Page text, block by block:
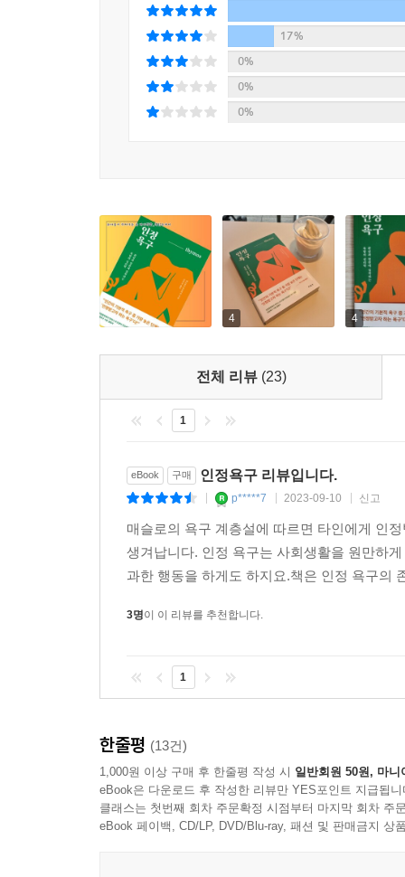
우리가 인정욕구에 왜 휘둘리는지 그 이유를 자
제안한다. 스스로 인정욕구를 잘 충족할 수 있다
도움이 된다. 인정욕구는 누구나 있고, 반드시
인정중독에 빠져 인정욕구에 휘둘리는 이들을 ‘남
17%
0%
0%
0%
4 4
전체 리뷰 (23)
1
eBook 구매 인정욕구 리뷰입니다.
p*****7 2023-09-10 신고
매슬로의 욕구 계층설에 따르면 타인에게 인
생겨납니다. 인정 욕구는 사회생활을 원만하
과한 행동을 하게도 하지요.책은 인정 욕구의
3명이 이 리뷰를 추천합니다.
1
한줄평 (13건)
1,000원 이상 구매 후 한줄평 작성 시 일반회원 50원, 마니
eBook은 다운로드 후 작성한 리뷰만 YES포인트 지급됩니
클래스는 첫번째 회차 주문확정 시점부터 마지막 회차 주
eBook 페이백, CD/LP, DVD/Blu-ray, 패션 및 판매금지 상